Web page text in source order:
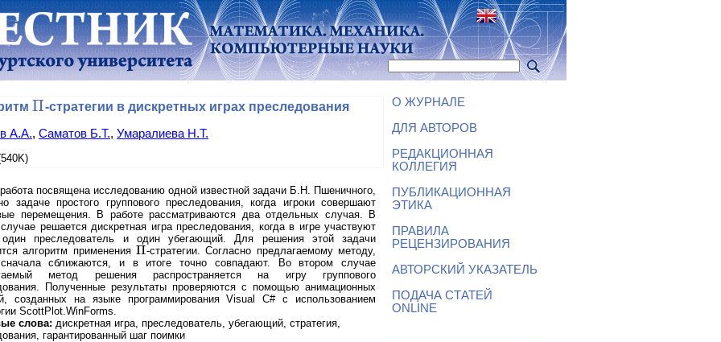
Π
Π -стратегии в дискретных играх преследования
А.А., Саматов Б.Т., Умаралиева Н.Т.
посвящена исследованию одной известной задачи Б.Н. Пшеничного,
задаче простого группового преследования, когда игроки совершают
перемещения. В работе рассматриваются два отдельных случая. В
решается дискретная игра преследования, когда в игре участвуют
один преследователь и один убегающий. Для решения этой задачи
алгоритм применения Π
Π -стратегии. Согласно предлагаемому методу,
сначала сближаются, и в итоге точно совпадают. Во втором случае
метод решения распространяется на игру группового
Полученные результаты проверяются с помощью анимационных
созданных на языке программирования Visual C# с использованием
ScottPlot.WinForms.
слова: дискретная игра, преследователь, убегающий, стратегия,
гарантированный шаг поимки
О ЖУРНАЛЕ
ДЛЯ АВТОРОВ
РЕДАКЦИОННАЯ
КОЛЛЕГИЯ
ПУБЛИКАЦИОННАЯ
ЭТИКА
ПРАВИЛА
РЕЦЕНЗИРОВАНИЯ
АВТОРСКИЙ УКАЗАТЕЛЬ
ПОДАЧА СТАТЕЙ
ONLINE